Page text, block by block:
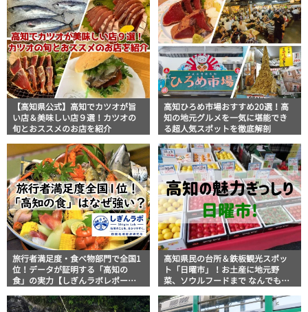
【高知県公式】高知でカツオが旨
い店＆美味しい店９選！カツオの
旬とおススメのお店を紹介
高知ひろめ市場おすすめ20選！高
知の地元グルメを一気に堪能でき
る超人気スポットを徹底解剖
旅行者満足度・食べ物部門で全国1
位！データが証明する「高知の
食」の実力【しぎんラボレポー
高知県民の台所＆鉄板観光スポッ
ト「日曜市」！お土産に地元野
菜、ソウルフードまで なんでもそ
説！